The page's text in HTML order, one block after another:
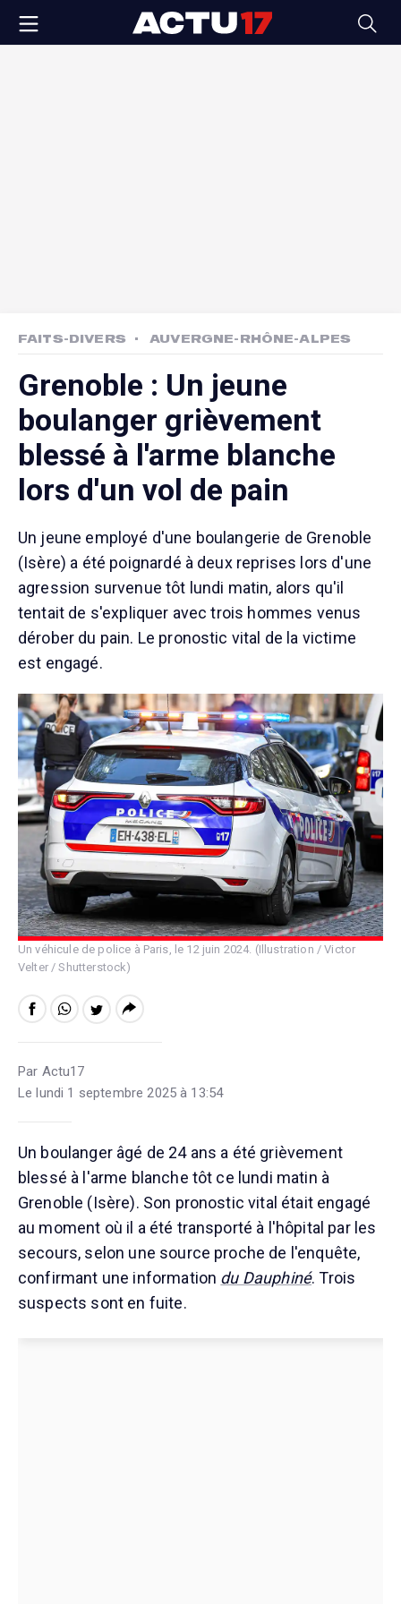
FAITS-DIVERS AUVERGNE-RHÔNE-ALPES
Grenoble : Un jeune
boulanger grièvement
blessé à l'arme blanche
lors d'un vol de pain
Un jeune employé d'une boulangerie de Grenoble
(Isère) a été poignardé à deux reprises lors d'une
agression survenue tôt lundi matin, alors qu'il
tentait de s'expliquer avec trois hommes venus
dérober du pain. Le pronostic vital de la victime
est engagé.
Un véhicule de police à Paris, le 12 juin 2024. (Illustration / Victor
Velter / Shutterstock)
Par Actu17
Le lundi 1 septembre 2025 à 13:54
Un boulanger âgé de 24 ans a été grièvement
blessé à l'arme blanche tôt ce lundi matin à
Grenoble (Isère). Son pronostic vital était engagé
au moment où il a été transporté à l'hôpital par les
secours, selon une source proche de l'enquête,
confirmant une information du Dauphiné. Trois
suspects sont en fuite.